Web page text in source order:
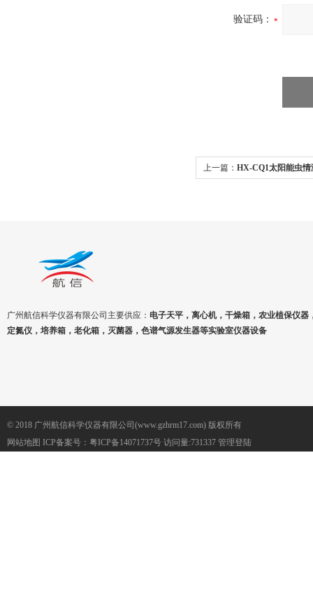
验证码：
上一篇： HX-CQ1太阳能虫
广州航信科学仪器有限公司主要供应： 电子天平，离心机，干燥箱，农业植保仪器
定氮仪，培养箱，老化箱，灭菌器，色谱气源发生器等实验室仪器设备
© 2018 广州航信科学仪器有限公司(www.gzhrm17.com) 版权所有
网站地图 ICP备案号： 粤ICP备14071737号 访问量:731337 管理登陆